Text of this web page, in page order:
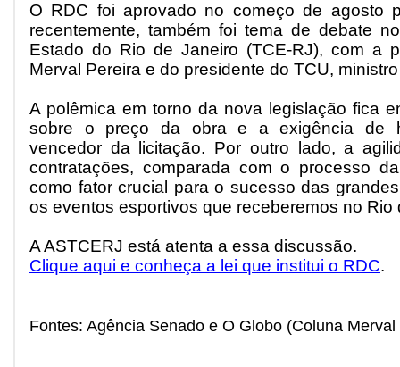
O RDC foi aprovado no começo de agosto
recentemente, também foi tema de debate
Estado do Rio de Janeiro (TCE-RJ), com a
Merval Pereira e do presidente do TCU,
A polêmica em torno da nova legislação fica
sobre o preço da obra e a exigência de
vencedor da licitação. Por outro lado, a
contratações, comparada com o processo
como fator crucial para o sucesso das
os eventos esportivos que receberemos no Rio
A ASTCERJ está atenta a essa discussão.
Clique aqui e conheça a lei que institui o RDC.
Fontes: Agência Senado e O Globo (Coluna